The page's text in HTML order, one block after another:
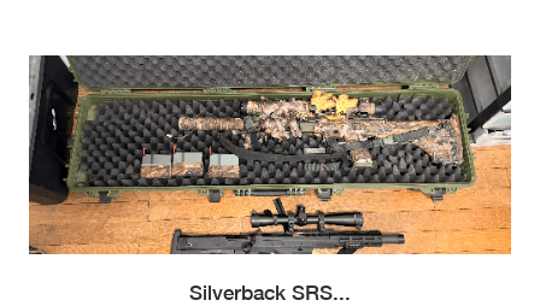
Silverback SRS...